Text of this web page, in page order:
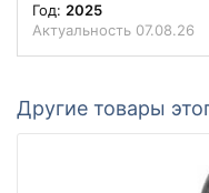
Год: 2025
Актуальность 07.08.26
Другие товары